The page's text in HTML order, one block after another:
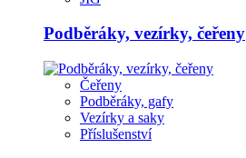
Podběráky, vezírky, čeřeny
Čeřeny
Podběráky, gafy
Vezírky a saky
Příslušenství